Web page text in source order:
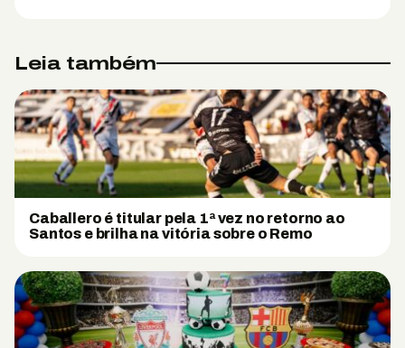
Leia também
Caballero é titular pela 1ª vez no retorno ao
Santos e brilha na vitória sobre o Remo